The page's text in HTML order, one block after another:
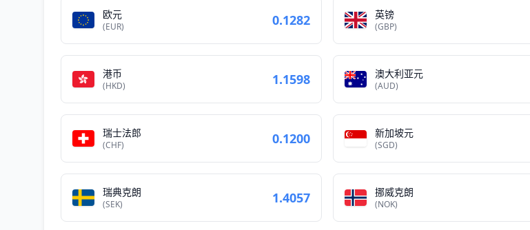
欧元
(EUR) 0.1282 英镑
(GBP)
港币
(HKD) 1.1598 澳大利亚元
(AUD)
瑞士法郎
(CHF) 0.1200 新加坡元
(SGD)
瑞典克朗
(SEK) 1.4057 挪威克朗
(NOK)